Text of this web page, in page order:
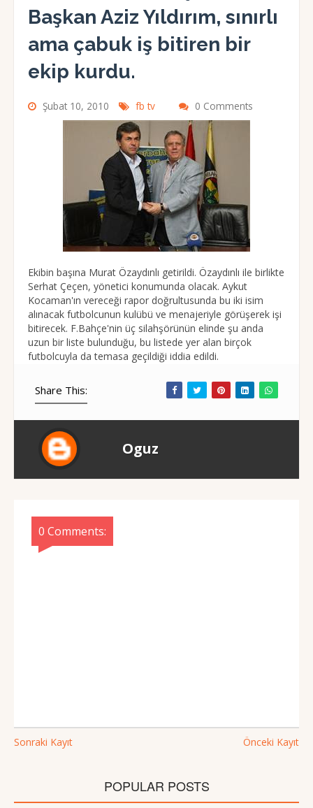
Başkan Aziz Yıldırım, sınırlı
ama çabuk iş bitiren bir
ekip kurdu.
Şubat 10, 2010 fb tv 0 Comments
Ekibin başına Murat Özaydınlı getirildi. Özaydınlı ile birlikte
Serhat Çeçen, yönetici konumunda olacak. Aykut
Kocaman'ın vereceği rapor doğrultusunda bu iki isim
alınacak futbolcunun kulübü ve menajeriyle görüşerek işi
bitirecek. F.Bahçe'nin üç silahşörünün elinde şu anda
uzun bir liste bulunduğu, bu listede yer alan birçok
futbolcuyla da temasa geçildiği iddia edildi.
Share This:
Oguz
0 Comments:
Sonraki Kayıt Önceki Kayıt
POPULAR POSTS